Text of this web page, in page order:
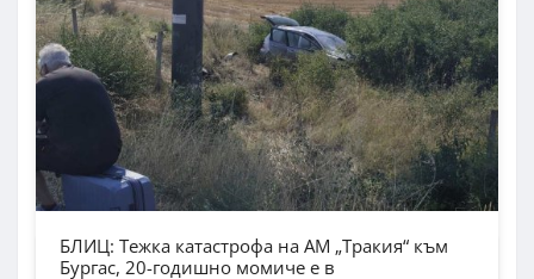
БЛИЦ: Тежка катастрофа на АМ „Тракия“ към
Бургас, 20-годишно момиче е в